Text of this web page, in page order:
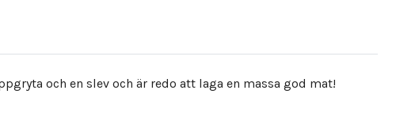
och en slev och är redo att laga en massa god mat!